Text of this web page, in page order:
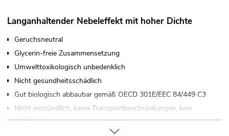
Langanhaltender Nebeleffekt mit hoher Dichte
Geruchsneutral
Glycerin-freie Zusammensetzung
Umwelttoxikologisch unbedenklich
Nicht gesundheitsschädlich
Gut biologisch abbaubar gemäß OECD 301E/EEC 84/449 C3
Nicht entzündlich, keine Transportbeschränkungen, kein
Gefahrgut